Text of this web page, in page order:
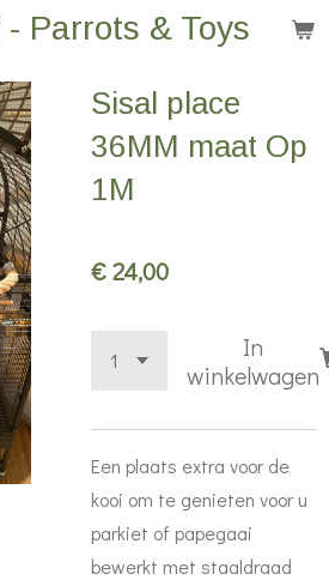
- Parrots & Toys
Sisal place
36MM maat Op
1M
€ 24,00
In
winkelwagen
Een plaats extra voor de
kooi om te genieten voor u
parkiet of papegaai
bewerkt met staaldraad